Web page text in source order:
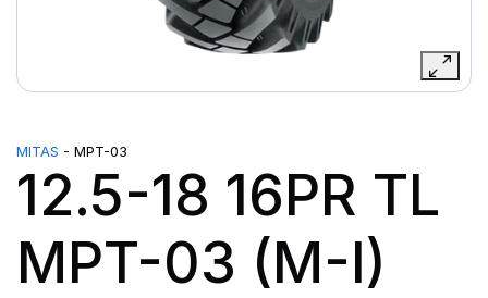
MITAS - MPT-03
12.5-18 16PR TL
MPT-03 (M-I)